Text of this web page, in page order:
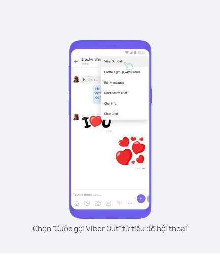
Chọn "Cuộc gọi Viber Out" từ tiêu đề hội thoại